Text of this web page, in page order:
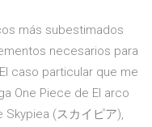
más subestimados
necesarios para
caso particular que me
One Piece de El arco
Skypiea (スカイピア),